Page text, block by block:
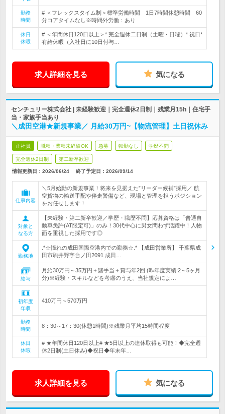
勤務
時間
# ＜フレックスタイム制＞標準労働時間 1日7時間休憩時間 60
分コアタイムなし※時間外労働：あり
休日
休暇
# ＜年間休日120日以上＞* 完全週休二日制（土曜・日曜）* 祝日*
有給休暇（入社日に10日付与…
求人詳細を見る 気になる
センチュリー株式会社 | 未経験歓迎｜完全週休2日制｜残業月15h｜住宅手
当・家族手当あり
＼成田空港★新規事業／ 月給30万円~【物流管理】土日祝休み
正社員 職種・業種未経験OK 急募 転勤なし 学歴不問
完全週休2日制 第二新卒歓迎
情報更新日：2026/06/24 終了予定日： 2026/09/14
仕事内容
＼5月始動の新規事業！将来を見据えた”リーダー候補”採用／ 航
空貨物の輸送手配や伴走警備など、現場と管理を担うポジション
をお任せします！
対象と
なる方
【未経験・第二新卒歓迎／学歴・職歴不問】応募資格は「普通自
動車免許(AT限定可)」のみ！30代中心に男女問わず活躍中！人物
面を重視した採用です◎
勤務地
.*☆憧れの成田国際空港内での勤務☆.* 【成田営業所】 千葉県成
田市駒井野字台ノ田2091 成田…
給与
月給30万円～35万円＋諸手当＋賞与年2回 (昨年度実績:2～5ヶ月
分)※経験・スキルなどを考慮のうえ、当社規定によ…
初年度
年収
410万円～570万円
勤務
時間
8：30～17：30(休憩1時間)※残業月平均15時間程度
休日
休暇
# ★年間休日120日以上# ★5日以上の連休取得も可能！◆完全週
休2日制(土日休み)◆祝日◆年末年…
求人詳細を見る 気になる